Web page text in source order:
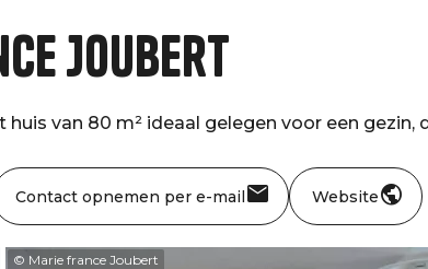
Joubert
van 80 m² ideaal gelegen voor een
Contact opnemen per e-mail Website
© Marie france Joubert